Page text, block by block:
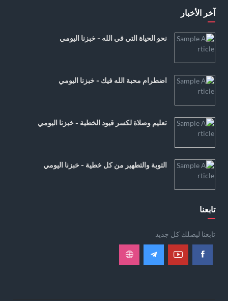
آخر الأخبار
نحو الحياة التي في الله - خبزنا اليومي
اضطرام محبة الله فيك - خبزنا اليومي
تعليم وصلاة لكسر قيود الخطية - خبزنا اليومي
التوبة والتطهير من كل خطية - خبزنا اليومي
تابعنا
تابعنا ليصلك كل جديد